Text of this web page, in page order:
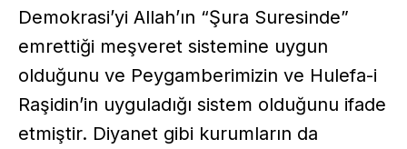
Demokrasi’yi Allah’ın “Şura Suresinde”
emrettiği meşveret sistemine uygun
olduğunu ve Peygamberimizin ve Hulefa-i
Raşidin’in uyguladığı sistem olduğunu ifade
etmiştir. Diyanet gibi kurumların da